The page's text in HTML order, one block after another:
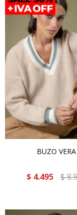
BUZO VERA
$ 4.495 $